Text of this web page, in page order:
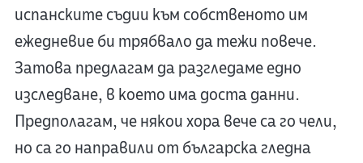
испанските съдии към собственото им
ежедневие би трябвало да тежи повече.
Затова предлагам да разгледаме едно
изследване, в което има доста данни.
Предполагам, че някои хора вече са го чели,
но са го направили от българска гледна